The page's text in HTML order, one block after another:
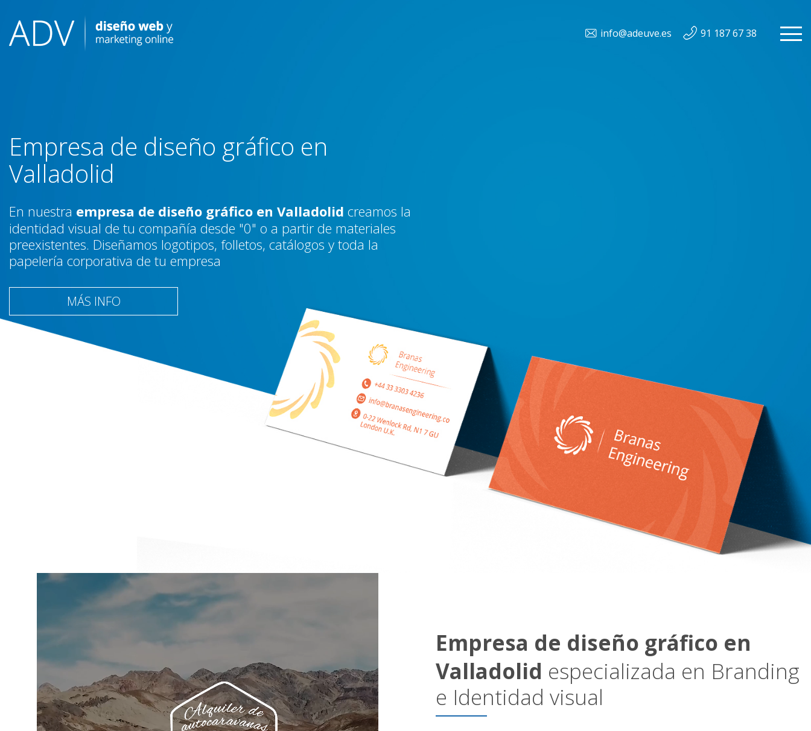
content
info@adeuve.es 91 187 67 38
Empresa de diseño gráfico en
Valladolid
En nuestra empresa de diseño gráfico en Valladolid creamos la
identidad visual de tu compañía desde "0" o a partir de materiales
preexistentes. Diseñamos logotipos, folletos, catálogos y toda la
papelería corporativa de tu empresa
MÁS INFO
Empresa de diseño gráfico en
Valladolid especializada en Branding
e Identidad visual